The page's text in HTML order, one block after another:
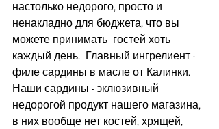
настолько недорого, просто и
ненакладно для бюджета, что вы
можете принимать  гостей хоть
каждый день.  Главный ингрелиент -
филе сардины в масле от Калинки.
Наши сардины - эклюзивный
недорогой продукт нашего магазина,
в них вообще нет костей, хрящей,